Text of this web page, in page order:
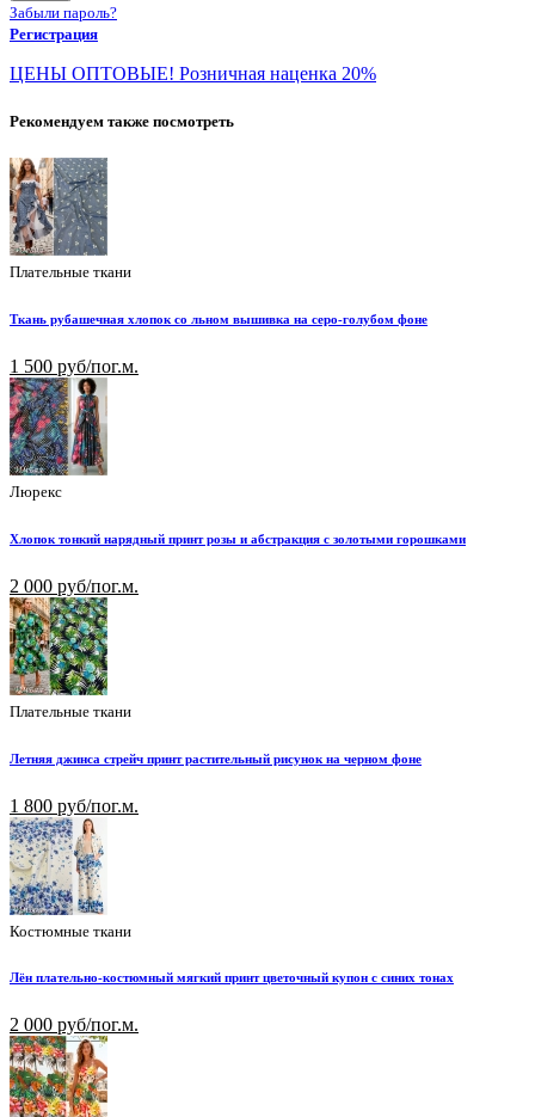
Забыли пароль?
Регистрация
ЦЕНЫ ОПТОВЫЕ! Розничная наценка 20%
Рекомендуем также посмотреть
Плательные ткани
Ткань рубашечная хлопок со льном вышивка на серо-голубом фоне
1 500 руб/пог.м.
Люрекс
Хлопок тонкий нарядный принт розы и абстракция с золотыми горошками
2 000 руб/пог.м.
Плательные ткани
Летняя джинса стрейч принт растительный рисунок на черном фоне
1 800 руб/пог.м.
Костюмные ткани
Лён плательно-костюмный мягкий принт цветочный купон с синих тонах
2 000 руб/пог.м.